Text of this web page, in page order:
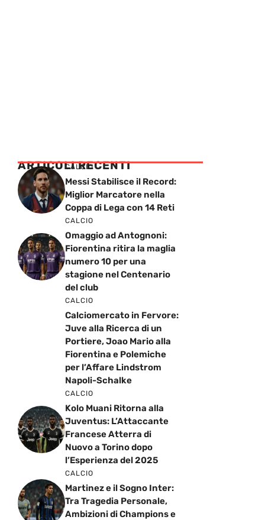
ARTICOLI RECENTI
CALCIO
Messi Stabilisce il Record:
Miglior Marcatore nella
Coppa di Lega con 14 Reti
CALCIO
Omaggio ad Antognoni:
Fiorentina ritira la maglia
numero 10 per una
stagione nel Centenario
del club
CALCIO
Calciomercato in Fervore:
Juve alla Ricerca di un
Portiere, Joao Mario alla
Fiorentina e Polemiche
per l’Affare Lindstrom
Napoli-Schalke
CALCIO
Kolo Muani Ritorna alla
Juventus: L’Attaccante
Francese Atterra di
Nuovo a Torino dopo
l’Esperienza del 2025
CALCIO
Martinez e il Sogno Inter:
Tra Tragedia Personale,
Ambizioni di Champions e